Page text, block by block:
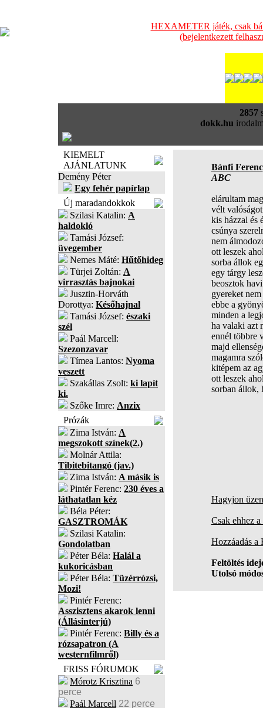
HEXAMETER játék, csak
(bejelentkezett
2857
dokk.hu
KIEMELT
AJÁNLATUNK
Demény Péter
Egy fehér papírlap
Új maradandokkok
Szilasi Katalin: A
haldokló
Tamási József:
üvegember
Nemes Máté: Hűtőhideg
Türjei Zoltán: A
virrasztás bajnokai
Jusztin-Horváth
Dorottya: Későhajnal
Tamási József: északi
szél
Paál Marcell:
Szezonzavar
Tímea Lantos: Nyoma
veszett
Szakállas Zsolt: ki lapít
ki.
Szőke Imre: Anzix
Prózák
Zima István: A
megszokott színek(2.)
Molnár Attila:
Tibitebitangó (jav.)
Zima István: A másik is
Pintér Ferenc: 230 éves a
láthatatlan kéz
Béla Péter:
GASZTROMÁK
Szilasi Katalin:
Gondolatban
Péter Béla: Halál a
kukoricásban
Péter Béla: Tüzérrózsi,
Mozi!
Pintér Ferenc:
Asszisztens akarok lenni
(Állásinterjú)
Pintér Ferenc: Billy és a
rózsapatron (A
westernfilmről)
FRISS FÓRUMOK
Mórotz Krisztina 6
perce
Paál Marcell 22 perce
Bánfi Ferenc
ABC
elárultam
vélt
kis házzal és
csúnya
nem
ott leszek
sorba állok
egy tárgy
beosztok
gyereket
ebbe a
minden a
ha valaki azt
ennél többre
majd
magamra
kitépem az
ott leszek
sorban állok,
Hagyjon
Csak ehhez
Hozzáadás
Feltöltés
Utolsó